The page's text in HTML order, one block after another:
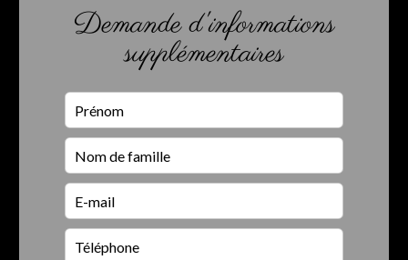
Demande d'informations
supplémentaires